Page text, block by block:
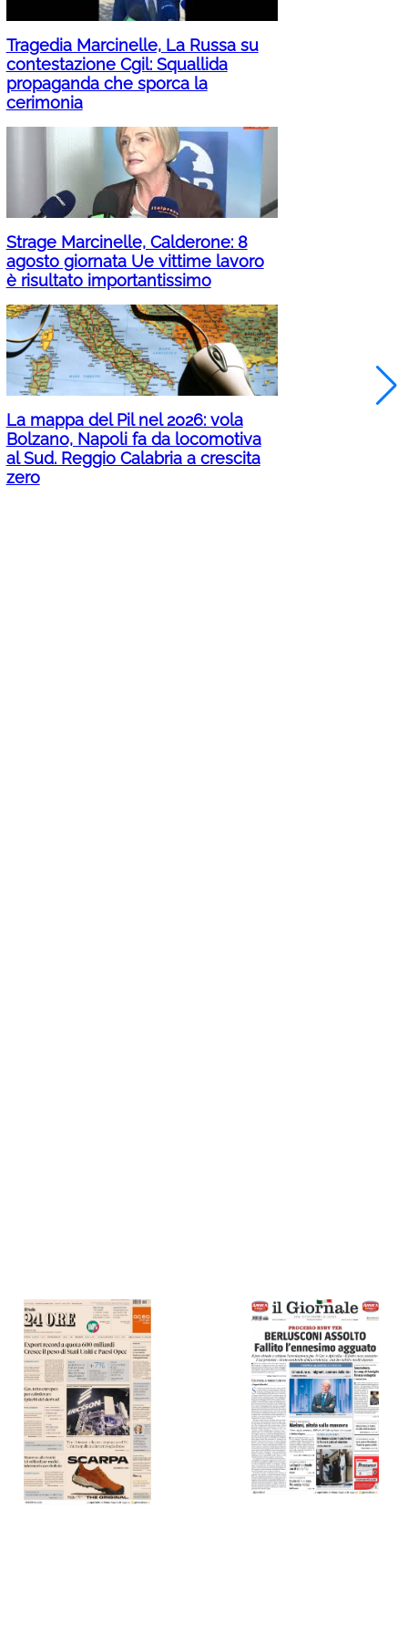
Tragedia Marcinelle, La Russa su
contestazione Cgil: Squallida
propaganda che sporca la
cerimonia
Strage Marcinelle, Calderone: 8
agosto giornata Ue vittime lavoro
è risultato importantissimo
La mappa del Pil nel 2026: vola
Bolzano, Napoli fa da locomotiva
al Sud. Reggio Calabria a crescita
zero